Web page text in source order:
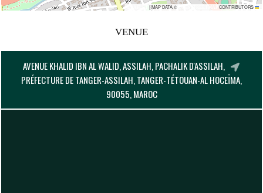
LEAFLET
|MAP DATA © CONTRIBUTORS
VENUE
AVENUE KHALID IBN AL WALID, ASSILAH, PACHALIK D'ASSILAH,
PRÉFECTURE DE TANGER-ASSILAH, TANGER-TÉTOUAN-AL HOCEÏMA,
90055, MAROC